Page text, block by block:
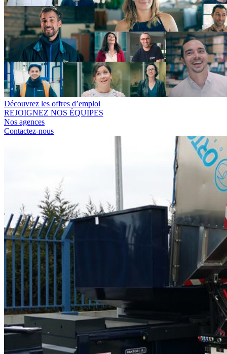
Découvrez les offres d’emploi
REJOIGNEZ NOS ÉQUIPES
Nos agences
Contactez-nous